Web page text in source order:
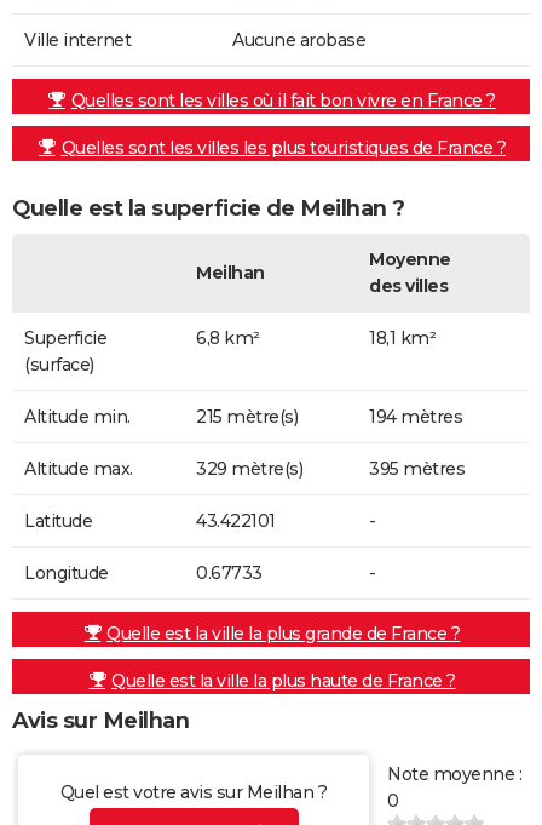
Ville internet Aucune arobase
Quelles sont les villes où il fait bon vivre en France ?
Quelles sont les villes les plus touristiques de France ?
Quelle est la superficie de Meilhan ?
Meilhan
Moyenne
des villes
Superficie
(surface)
6,8 km² 18,1 km²
Altitude min. 215 mètre(s) 194 mètres
Altitude max. 329 mètre(s) 395 mètres
Latitude 43.422101 -
Longitude 0.67733 -
Quelle est la ville la plus grande de France ?
Quelle est la ville la plus haute de France ?
Avis sur Meilhan
Quel est votre avis sur Meilhan ?
Note moyenne :
0